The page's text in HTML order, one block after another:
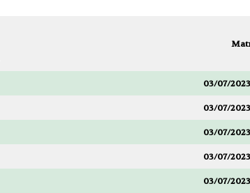
03/07/
03/07/
03/07/
03/07/
03/07/